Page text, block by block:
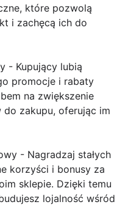
które pozwolą
i zachęcą ich do
- Kupujący lubią
promocje i rabaty
na zwiększenie
do zakupu, oferując im
- Nagradzaj stałych
korzyści i bonusy za
sklepie. Dzięki temu
lojalność wśród